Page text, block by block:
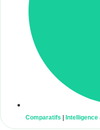
Comparatifs